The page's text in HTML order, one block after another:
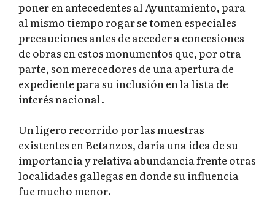
poner en antecedentes al Ayuntamiento, para
al mismo tiempo rogar se tomen especiales
precauciones antes de acceder a concesiones
de obras en estos monumentos que, por otra
parte, son merecedores de una apertura de
expediente para su inclusión en la lista de
interés nacional.
Un ligero recorrido por las muestras
existentes en Betanzos, daría una idea de su
importancia y relativa abundancia frente otras
localidades gallegas en donde su influencia
fue mucho menor.